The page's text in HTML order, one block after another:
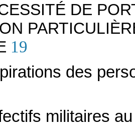
DE
19
des
militaires